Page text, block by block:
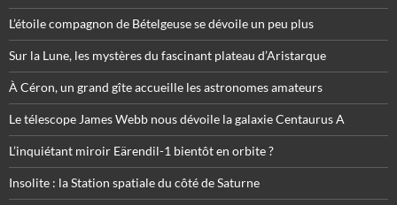
L’étoile compagnon de Bételgeuse se dévoile un peu plus
Sur la Lune, les mystères du fascinant plateau d’Aristarque
À Céron, un grand gîte accueille les astronomes amateurs
Le télescope James Webb nous dévoile la galaxie Centaurus A
L’inquiétant miroir Eärendil-1 bientôt en orbite ?
Insolite : la Station spatiale du côté de Saturne